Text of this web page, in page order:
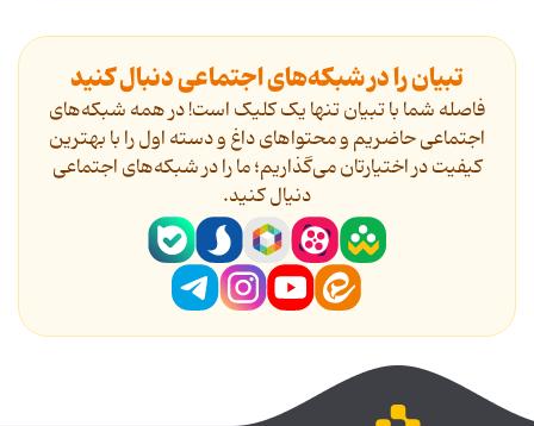
تبیان را در شبکه‌های اجتماعی دنبال کنید
فاصله شما با تبیان تنها یک کلیک است! در همه شبکه‌های
اجتماعی حاضریم و محتواهای داغ و دسته اول را با بهترین
کیفیت در اختیارتان می‌گذاریم؛ ما را در شبکه‌های اجتماعی
دنیال کنید.